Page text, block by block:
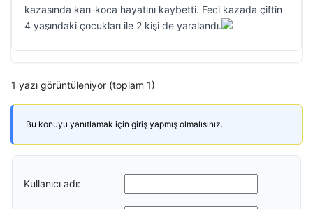
kazasında karı-koca hayatını kaybetti. Feci kazada çiftin
4 yaşındaki çocukları ile 2 kişi de yaralandı.
1 yazı görüntüleniyor (toplam 1)
Bu konuyu yanıtlamak için giriş yapmış olmalısınız.
Kullanıcı adı: